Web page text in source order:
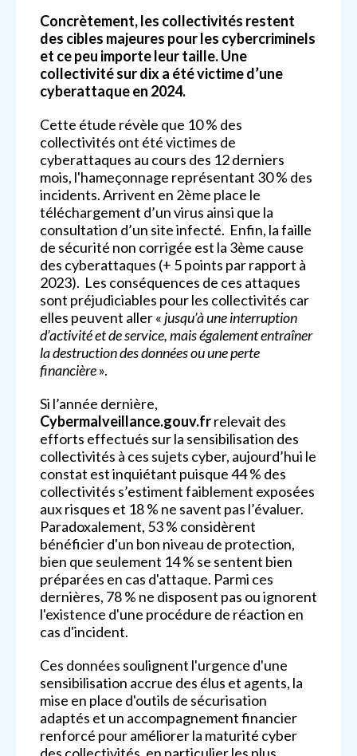
Concrètement, les collectivités restent
des cibles majeures pour les cybercriminels
et ce peu importe leur taille. Une
collectivité sur dix a été victime d’une
cyberattaque en 2024.
Cette étude révèle que 10 % des
collectivités ont été victimes de
cyberattaques au cours des 12 derniers
mois, l'hameçonnage représentant 30 % des
incidents. Arrivent en 2ème place le
téléchargement d’un virus ainsi que la
consultation d’un site infecté. Enfin, la faille
de sécurité non corrigée est la 3ème cause
des cyberattaques (+ 5 points par rapport à
2023). Les conséquences de ces attaques
sont préjudiciables pour les collectivités car
elles peuvent aller «jusqu’à une interruption
d’activité et de service, mais également entraîner
la destruction des données ou une perte
financière».
Si l’année dernière,
Cybermalveillance.gouv.frrelevait des
efforts effectués sur la sensibilisation des
collectivités à ces sujets cyber, aujourd’hui le
constat est inquiétant puisque 44 % des
collectivités s’estiment faiblement exposées
aux risques et 18 % ne savent pas l’évaluer.
Paradoxalement, 53 % considèrent
bénéficier d'un bon niveau de protection,
bien que seulement 14 % se sentent bien
préparées en cas d'attaque. Parmi ces
dernières, 78 % ne disposent pas ou ignorent
l'existence d'une procédure de réaction en
cas d'incident.
Ces données soulignent l'urgence d'une
sensibilisation accrue des élus et agents, la
mise en place d'outils de sécurisation
adaptés et un accompagnement financier
renforcé pour améliorer la maturité cyber